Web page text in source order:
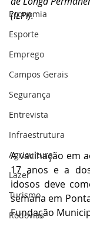
Economia
Esporte
Emprego
Campos Gerais
Segurança
Entrevista
Infraestrutura
Agricultura
Lazer
Turismo
Rodovias
(ILPI).
A vacinação em
17 anos e a
idosos deve
semana em
Fundação